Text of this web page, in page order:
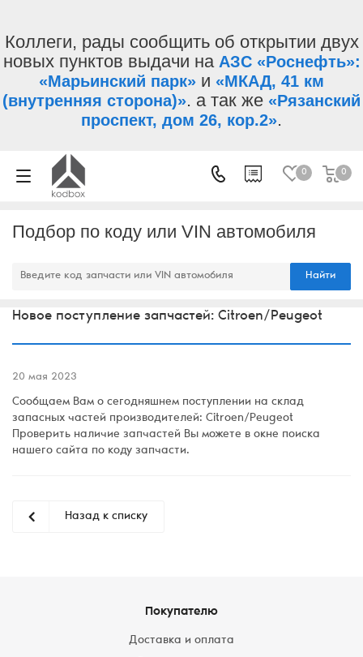
Коллеги, рады сообщить об открытии двух
новых пунктов выдачи на АЗС «Роснефть»:
«Марьинский парк» и «МКАД, 41 км
(внутренняя сторона)». а так же «Рязанский
проспект, дом 26, кор.2».
0 0
Подбор по коду или VIN автомобиля
Найти
Новое поступление запчастей: Citroen/Peugeot
20 мая 2023
Сообщаем Вам о сегодняшнем поступлении на склад
запасных частей производителей: Citroen/Peugeot
Проверить наличие запчастей Вы можете в окне поиска
нашего сайта по коду запчасти.
Назад к списку
Покупателю
Доставка и оплата